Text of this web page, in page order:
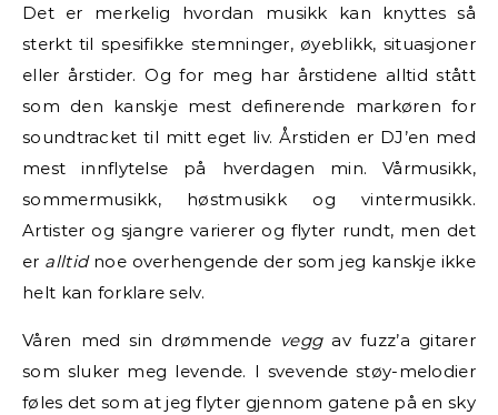
Det er merkelig hvordan musikk kan knyttes så
sterkt til spesifikke stemninger, øyeblikk, situasjoner
eller årstider. Og for meg har årstidene alltid stått
som den kanskje mest definerende markøren for
soundtracket til mitt eget liv. Årstiden er DJ’en med
mest innflytelse på hverdagen min. Vårmusikk,
sommermusikk, høstmusikk og vintermusikk.
Artister og sjangre varierer og flyter rundt, men det
er alltid noe overhengende der som jeg kanskje ikke
helt kan forklare selv.
Våren med sin drømmende veggav fuzz’a gitarer
som sluker meg levende. I svevende støy-melodier
føles det som at jeg flyter gjennom gatene på en sky